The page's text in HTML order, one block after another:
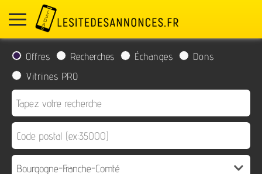
Offres Recherches Échanges
Dons
Vitrines PRO